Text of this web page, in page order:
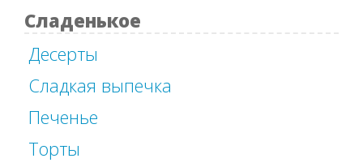
Сладенькое
Десерты
Сладкая выпечка
Печенье
Торты